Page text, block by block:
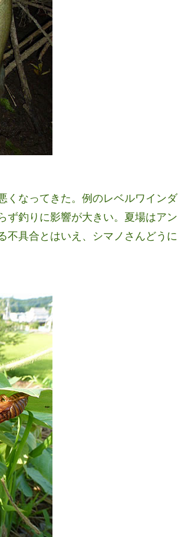
くなってきた。例のレベルワインダ
ず釣りに影響が大きい。夏場はアン
不具合とはいえ、シマノさんどうに